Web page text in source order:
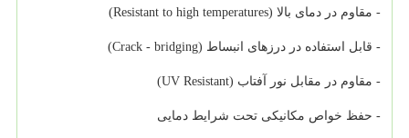
- مقاوم در دمای بالا (Resistant to high temperatures)
- قابل استفاده در درزهای انبساط (Crack - bridging)
- مقاوم در مقابل نور آفتاب (UV Resistant)
- حفظ خواص مکانیکی تحت شرایط دمایی